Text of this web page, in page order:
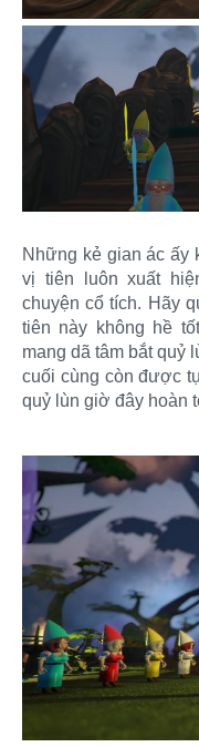
Những kẻ gian ác
vị tiên luôn xuất
chuyện cổ tích. Hãy
tiên này không hề
mang dã tâm bắt quỷ
cuối cùng còn được
quỷ lùn giờ đây hoàn